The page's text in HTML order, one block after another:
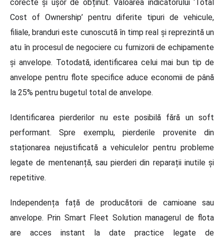
corecte și ușor de obținut. Valoarea indicatorului ‘Total
Cost of Ownership’ pentru diferite tipuri de vehicule,
filiale, branduri este cunoscută în timp real și reprezintă un
atu în procesul de negociere cu furnizorii de echipamente
și anvelope. Totodată, identificarea celui mai bun tip de
anvelope pentru flote specifice aduce economii de până
la 25% pentru bugetul total de anvelope.
Identificarea pierderilor nu este posibilă fără un soft
performant. Spre exemplu, pierderile provenite din
staționarea nejustificată a vehiculelor pentru probleme
legate de mentenanță, sau pierderi din reparații inutile și
repetitive.
Independența față de producătorii de camioane sau
anvelope. Prin Smart Fleet Solution managerul de flota
are acces instant la date practice legate de